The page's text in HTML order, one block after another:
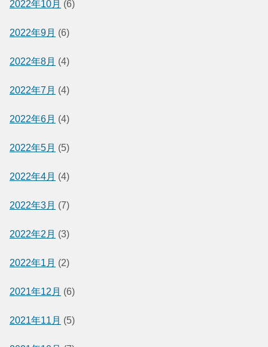
2022年10月 (6)
2022年9月 (6)
2022年8月 (4)
2022年7月 (4)
2022年6月 (4)
2022年5月 (5)
2022年4月 (4)
2022年3月 (7)
2022年2月 (3)
2022年1月 (2)
2021年12月 (6)
2021年11月 (5)